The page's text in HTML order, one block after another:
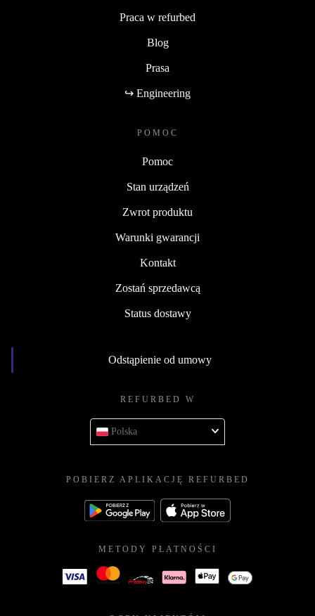
Praca w refurbed
Blog
Prasa
↪ Engineering
POMOC
Pomoc
Stan urządzeń
Zwrot produktu
Warunki gwarancji
Kontakt
Zostań sprzedawcą
Status dostawy
Odstąpienie od umowy
REFURBED W
Polska
POBIERZ APLIKACJĘ REFURBED
METODY PŁATNOŚCI